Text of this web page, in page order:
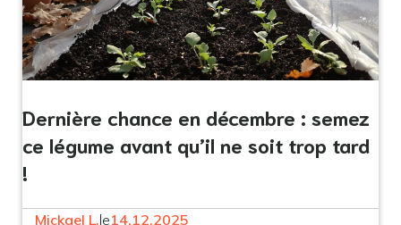
Dernière chance en décembre : semez
ce légume avant qu’il ne soit trop tard
!
Mickael L.le14.12.2025